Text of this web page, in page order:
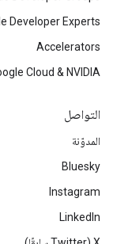
Developer Experts
Accelerators
Cloud & NVIDIA
التواصل
المدوّنة
Bluesky
Instagram
LinkedIn